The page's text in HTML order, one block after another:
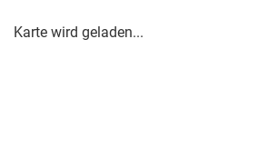
Karte wird geladen...